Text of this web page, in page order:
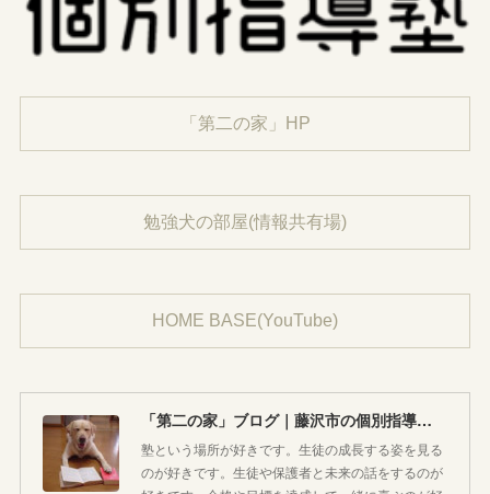
「第二の家」HP
勉強犬の部屋(情報共有場)
HOME BASE(YouTube)
「第二の家」ブログ｜藤沢市の個別指導塾のお話
塾という場所が好きです。生徒の成長する姿を見る
のが好きです。生徒や保護者と未来の話をするのが